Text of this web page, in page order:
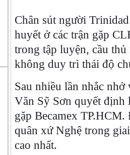
Chân sút người
huyết ở các trận gặp
trong tập luyện, cầu
không duy trì thái độ
Sau nhiều lần nhắc
Văn Sỹ Sơn quyết định
gặp Becamex
quân xứ Nghệ trong
cao nhất.